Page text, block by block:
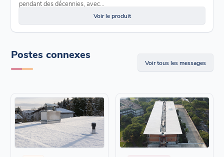
pendant des décennies, avec...
Voir le produit
Postes connexes
Voir tous les messages